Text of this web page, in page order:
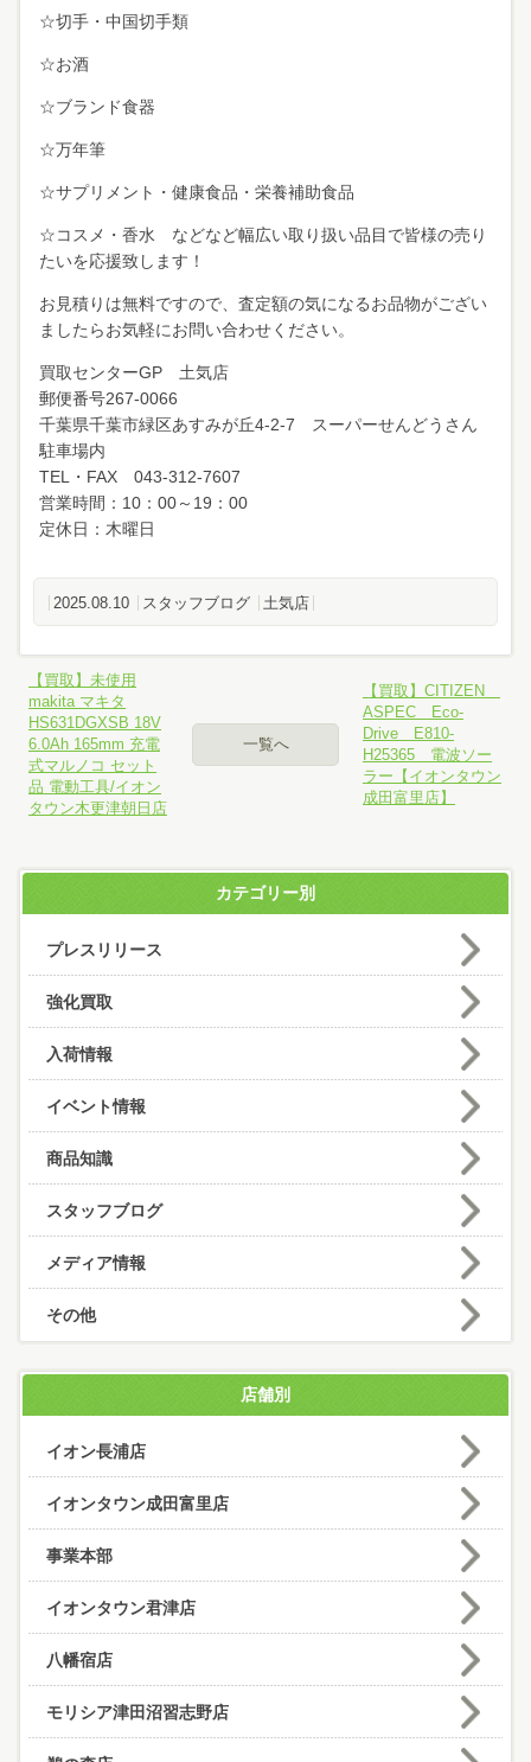
☆切手・中国切手類
☆お酒
☆ブランド食器
☆万年筆
☆サプリメント・健康食品・栄養補助食品
☆コスメ・香水 などなど幅広い取り扱い品目で皆様の売り
たいを応援致します！
お見積りは無料ですので、査定額の気になるお品物がござい
ましたらお気軽にお問い合わせください。
買取センターGP 土気店
郵便番号267-0066
千葉県千葉市緑区あすみが丘4-2-7 スーパーせんどうさん
駐車場内
TEL・FAX 043-312-7607
営業時間：10：00～19：00
定休日：木曜日
2025.08.10 スタッフブログ 土気店
【買取】未使用
makita マキタ
HS631DGXSB 18V
6.0Ah 165mm 充電
式マルノコ セット
品 電動工具/イオン
タウン木更津朝日店
一覧へ
【買取】CITIZEN
ASPEC Eco-
Drive E810-
H25365 電波ソー
ラー【イオンタウン
成田富里店】
カテゴリー別
プレスリリース
強化買取
入荷情報
イベント情報
商品知識
スタッフブログ
メディア情報
その他
店舗別
イオン長浦店
イオンタウン成田富里店
事業本部
イオンタウン君津店
八幡宿店
モリシア津田沼習志野店